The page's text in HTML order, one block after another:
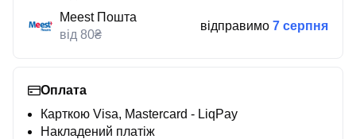
Meest Пошта
від 80₴
відправимо 7 серпня
Оплата
Карткою Visa, Mastercard - LiqPay
Накладений платіж